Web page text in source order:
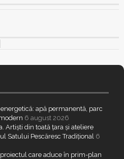
apă permanentă, parc
6 august 2026
Artiști din toată țara și ateliere
Satului Pescăresc Tradițional 6
care aduce în prim-plan